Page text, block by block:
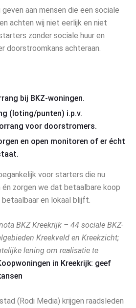
aan mensen die een sociale
achten wij niet eerlijk en niet
zonder sociale huur en
doorstroomkans achteraan.
bij BKZ-woningen.
(loting/punten) i.p.v.
voor doorstromers.
en open monitoren of er écht
voor starters die nu
zorgen we dat betaalbare koop
en lokaal blijft.
BKZ Kreekrijk – 44 sociale BKZ-
Kreekveld en Kreekzicht;
lening om realisatie te
in Kreekrijk: geef
(Rodi Media) krijgen raadsleden